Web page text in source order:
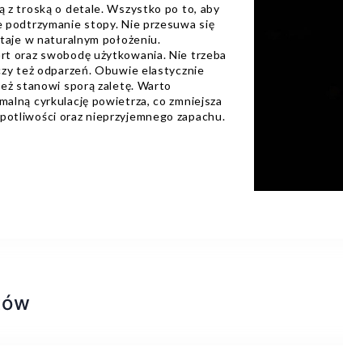
troską o detale. Wszystko po to, aby
stopy. Nie przesuwa się
w naturalnym położeniu.
oraz swobodę użytkowania. Nie trzeba
też odparzeń. Obuwie elastycznie
stanowi sporą zaletę. Warto
cyrkulację powietrza, co zmniejsza
oraz nieprzyjemnego zapachu.